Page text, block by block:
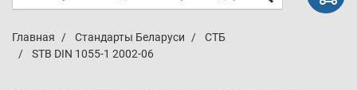
Главная Стандарты Беларуси
СТБ
STB DIN 1055-1 2002-06